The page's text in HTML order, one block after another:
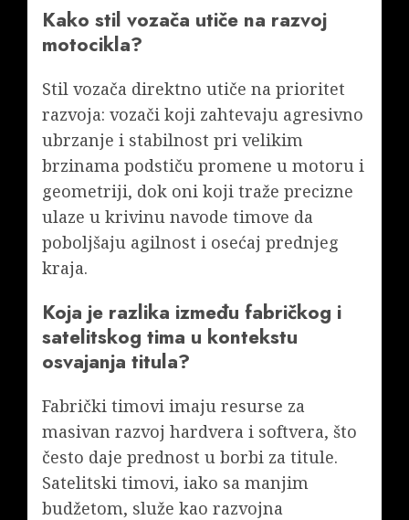
Kako stil vozača utiče na razvoj
motocikla?
Stil vozača direktno utiče na prioritet
razvoja: vozači koji zahtevaju agresivno
ubrzanje i stabilnost pri velikim
brzinama podstiču promene u motoru i
geometriji, dok oni koji traže precizne
ulaze u krivinu navode timove da
poboljšaju agilnost i osećaj prednjeg
kraja.
Koja je razlika između fabričkog i
satelitskog tima u kontekstu
osvajanja titula?
Fabrički timovi imaju resurse za
masivan razvoj hardvera i softvera, što
često daje prednost u borbi za titule.
Satelitski timovi, iako sa manjim
budžetom, služe kao razvojna